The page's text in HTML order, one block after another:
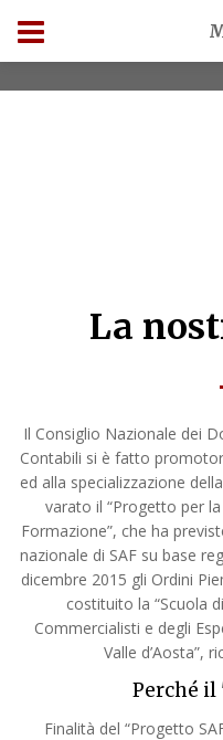
La
Il Consiglio Nazionale dei
Contabili si è fatto
ed alla specializzazione
varato il “Progetto per
Formazione”, che ha
nazionale di SAF su base
dicembre 2015 gli Ordini
costituito la “Scuola
Commercialisti e degli
Valle d’Aosta”,
Perché il
Finalità del “Progetto